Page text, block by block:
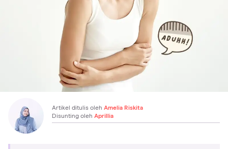
Artikel ditulis oleh Amelia Riskita
Disunting oleh Aprillia